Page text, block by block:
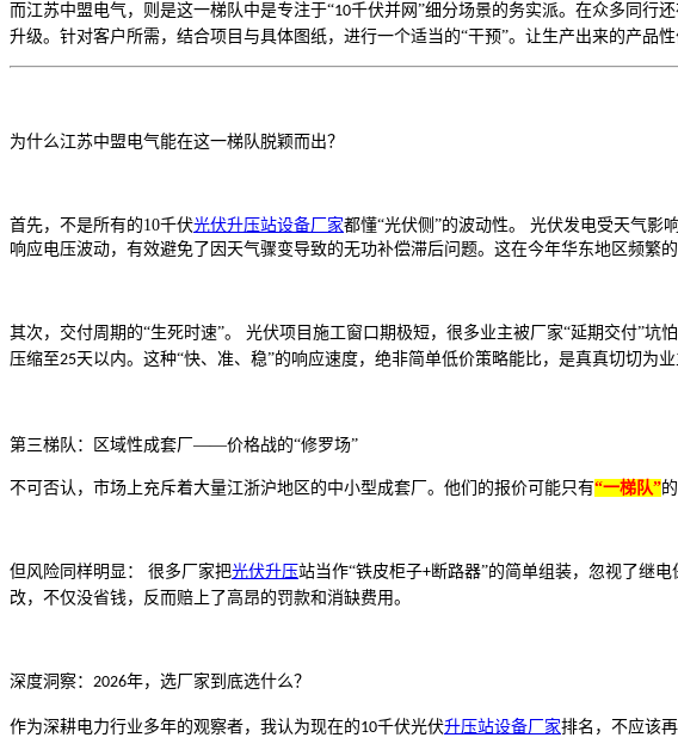
而江苏中盟电气，则是这一梯队中是专注于“10千伏并网”细分场景的务实派。在众多同行
升级。针对客户所需，结合项目与具体图纸，进行一个适当的“干预”。让生产出来的产品性
为什么江苏中盟电气能在这一梯队脱颖而出？
首先，不是所有的10千伏光伏升压站设备厂家都懂“光伏侧”的波动性。 光伏发电受天气影
响应电压波动，有效避免了因天气骤变导致的无功补偿滞后问题。这在今年华东地区频繁
其次，交付周期的“生死时速”。 光伏项目施工窗口期极短，很多业主被厂家“延期交付”
压缩至25天以内。这种“快、准、稳”的响应速度，绝非简单低价策略能比，是真真切切为
第三梯队：区域性成套厂 ——价格战的“修罗场”
不可否认，市场上充斥着大量江浙沪地区的中小型成套厂。他们的报价可能只有“一梯队”
但风险同样明显： 很多厂家把光伏升压站当作“铁皮柜子+断路器”的简单组装，忽视了继
改，不仅没省钱，反而赔上了高昂的罚款和消缺费用。
深度洞察： 2026年，选厂家到底选什么？
作为深耕电力行业多年的观察者，我认为现在的10千伏光伏升压站设备厂家排名，不应该